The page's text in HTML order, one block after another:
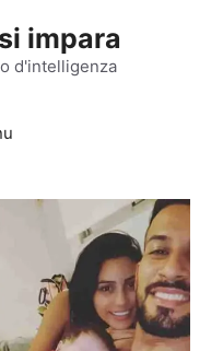
impara
d'intelligenza